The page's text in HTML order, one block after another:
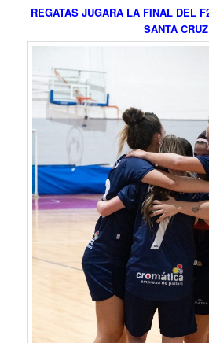
REGATAS JUGARA LA FINAL DEL
SANTA CRUZ